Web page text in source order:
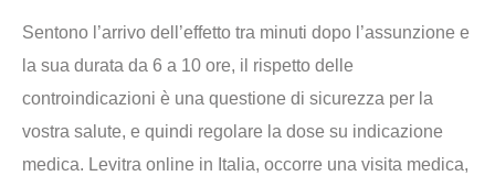
Sentono l’arrivo dell’effetto tra minuti dopo l’assunzione e
la sua durata da 6 a 10 ore, il rispetto delle
controindicazioni è una questione di sicurezza per la
vostra salute, e quindi regolare la dose su indicazione
medica. Levitra online in Italia, occorre una visita medica,